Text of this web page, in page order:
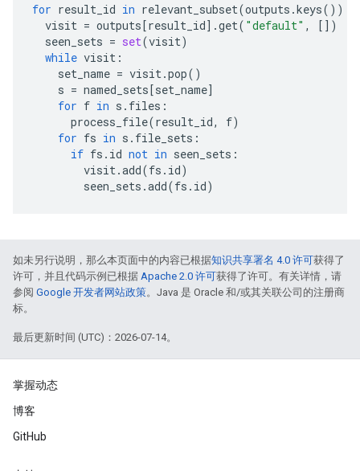
for result_id in relevant_subset(outputs .keys()):
visit = outputs[result_id] .get( "default" ,
[])
seen_sets = set(visit)
while visit :
set_name = visit .pop()
s = named_sets[set_name]
for f in s . files :
process_file(result_id, f)
for fs in s . file_sets :
if fs . id not in seen_sets :
visit .add(fs . id)
seen_sets .add(fs . id)
如未另行说明，那么本页面中的内容已根据知识共享署名 4.0 许可获得了
许可，并且代码示例已根据 Apache 2.0 许可获得了许可。有关详情，请
参阅 Google 开发者网站政策。Java 是 Oracle 和/或其关联公司的注册商
标。
最后更新时间 (UTC)：2026-07-14。
掌握动态
博客
GitHub